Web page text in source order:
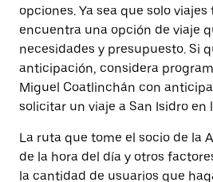
opciones. Ya sea que solo
encuentra una opción de viaje
necesidades y presupuesto. Si
anticipación, considera
Miguel Coatlinchán con
solicitar un viaje a San Isidro en
La ruta que tome el socio de la
de la hora del día y otros
la cantidad de usuarios que